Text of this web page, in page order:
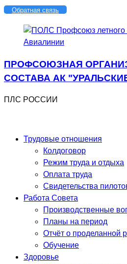
Перейти
содержимому
Обратная связь
ПРОФСОЮЗНАЯ
СОСТАВА АК
ПЛС РОССИИ
Трудовые отношения
Колдоговор
Режим труда и отдыха
Оплата труда
Свидетельства
Работа Совета
Производственные
Планы на период
Отчёт о проделанной
Обучение
Здоровье